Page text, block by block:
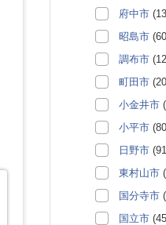
府中市
昭島市
調布市
町田市
小金井市
小平市
日野市
東村山市
国分寺市
国立市